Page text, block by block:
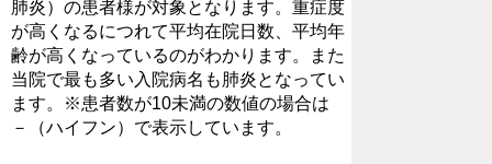
肺炎）の患者様が対象となります。重症度
が高くなるにつれて平均在院日数、平均年
齢が高くなっているのがわかります。また
当院で最も多い入院病名も肺炎となってい
ます。※患者数が10未満の数値の場合は
－（ハイフン）で表示しています。